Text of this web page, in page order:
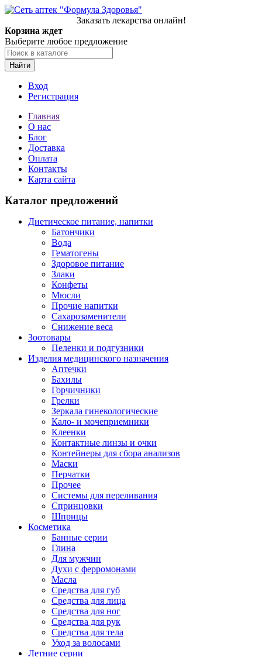
Заказать лекарства онлайн!
Корзина ждет
Выберите любое предложение
Найти
Вход
Регистрация
Главная
О нас
Блог
Доставка
Оплата
Контакты
Карта сайта
Каталог предложений
Диетическое питание, напитки
Батончики
Вода
Гематогены
Здоровое питание
Злаки
Конфеты
Мюсли
Прочие напитки
Сахарозаменители
Снижение веса
Зоотовары
Пеленки и подгузники
Изделия медицинского назначения
Аптечки
Бахилы
Горчичники
Грелки
Зеркала гинекологические
Кало- и мочеприемники
Клеенки
Контактные линзы и очки
Контейнеры для сбора анализов
Маски
Перчатки
Прочее
Системы для переливания
Спринцовки
Шприцы
Косметика
Банные серии
Глина
Для мужчин
Духи с ферромонами
Масла
Средства для губ
Средства для лица
Средства для ног
Средства для рук
Средства для тела
Уход за волосами
Летние серии